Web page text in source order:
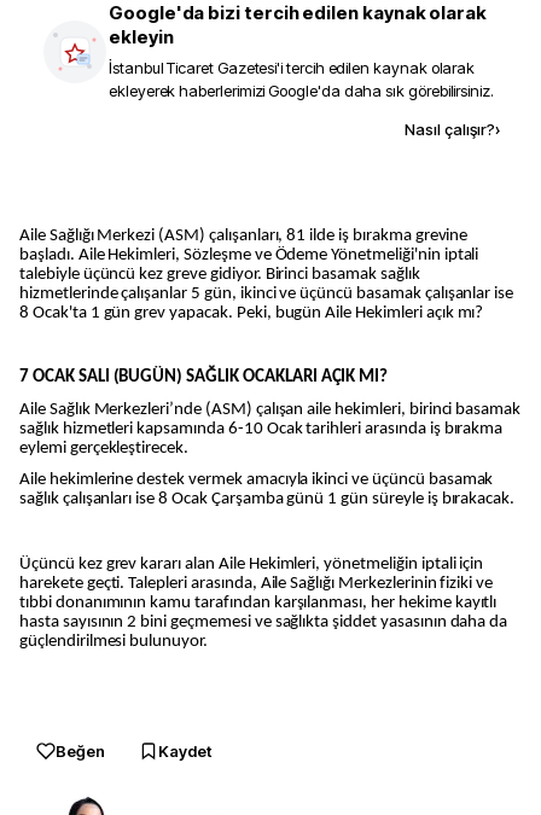
Google'da bizi tercih edilen kaynak olarak
ekleyin
İstanbul Ticaret Gazetesi'i tercih edilen kaynak olarak
ekleyerek haberlerimizi Google'da daha sık görebilirsiniz.
Nasıl çalışır?›
Aile Sağlığı Merkezi (ASM) çalışanları, 81 ilde iş bırakma grevine
başladı. Aile Hekimleri, Sözleşme ve Ödeme Yönetmeliği'nin iptali
talebiyle üçüncü kez greve gidiyor. Birinci basamak sağlık
hizmetlerinde çalışanlar 5 gün, ikinci ve üçüncü basamak çalışanlar ise
8 Ocak'ta 1 gün grev yapacak. Peki, bugün Aile Hekimleri açık mı?
7 OCAK SALI (BUGÜN) SAĞLIK OCAKLARI AÇIK MI?
Aile Sağlık Merkezleri’nde (ASM) çalışan aile hekimleri, birinci basamak
sağlık hizmetleri kapsamında 6-10 Ocak tarihleri arasında iş bırakma
eylemi gerçekleştirecek.
Aile hekimlerine destek vermek amacıyla ikinci ve üçüncü basamak
sağlık çalışanları ise 8 Ocak Çarşamba günü 1 gün süreyle iş bırakacak.
Üçüncü kez grev kararı alan Aile Hekimleri, yönetmeliğin iptali için
harekete geçti. Talepleri arasında, Aile Sağlığı Merkezlerinin fiziki ve
tıbbi donanımının kamu tarafından karşılanması, her hekime kayıtlı
hasta sayısının 2 bini geçmemesi ve sağlıkta şiddet yasasının daha da
güçlendirilmesi bulunuyor.
Beğen Kaydet